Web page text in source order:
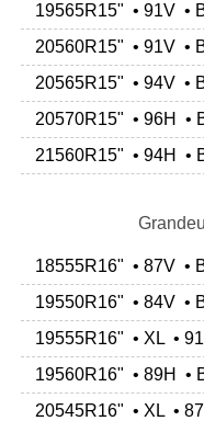
19565R15" • 91V •
20560R15" • 91V •
20565R15" • 94V •
20570R15" • 96H •
21560R15" • 94H •
18555R16" • 87V •
19550R16" • 84V •
19555R16" • XL •
19560R16" • 89H •
20545R16" • XL •